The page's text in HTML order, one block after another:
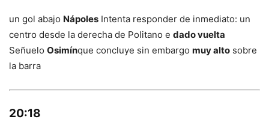
un gol abajo Nápoles Intenta responder de inmediato: un
centro desde la derecha de Politano e dado vuelta
Señuelo Osimínque concluye sin embargo muy alto sobre
la barra
20:18